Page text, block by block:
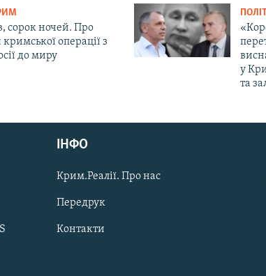
сорок ночей. Про
кримської операції з
до миру
у
та
ІНФО
Крим.Реалії. Про нас
Передрук
Контакти